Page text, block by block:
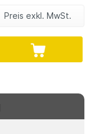
Preis exkl. MwSt.